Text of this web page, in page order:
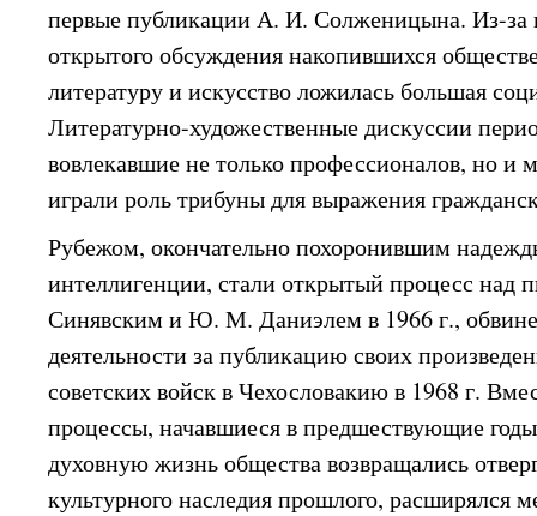
первые публикации А. И. Солженицына. Из-за
открытого обсуждения накопившихся
литературу и искусство ложилась большая
Литературно-художественные дискуссии
вовлекавшие не только профессионалов, но и
играли роль трибуны для выражения
Рубежом, окончательно похоронившим
интеллигенции, стали открытый процесс над
Синявским и Ю. М. Даниэлем в 1966 г.,
деятельности за публикацию своих
советских войск в Чехословакию в 1968 г.
процессы, начавшиеся в предшествующие
духовную жизнь общества возвращались
культурного наследия прошлого, расширялся